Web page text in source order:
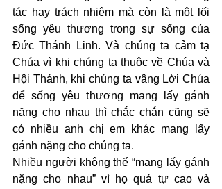
tác hay trách nhiệm mà còn là một lối
sống yêu thương trong sự sống của
Đức Thánh Linh. Và chúng ta cảm tạ
Chúa vì khi chúng ta thuộc về Chúa và
Hội Thánh, khi chúng ta vâng Lời Chúa
để sống yêu thương mang lấy gánh
nặng cho nhau thì chắc chắn cũng sẽ
có nhiều anh chị em khác mang lấy
gánh nặng cho chúng ta.
Nhiều người không thể “mang lấy gánh
nặng cho nhau” vì họ quá tự cao và